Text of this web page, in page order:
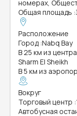
номерах,
Общая площадь :
Расположение
Город :Nabq Bay
В 25 км из
Sharm El Sheikh
В 5 км из
Вокруг
Торговый центр :
Автобусная